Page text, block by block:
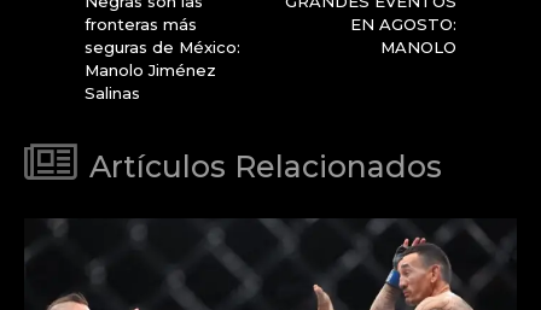
fronteras más
seguras de México:
Manolo Jiménez
Salinas
EN AGOSTO:
MANOLO
Artículos Relacionados